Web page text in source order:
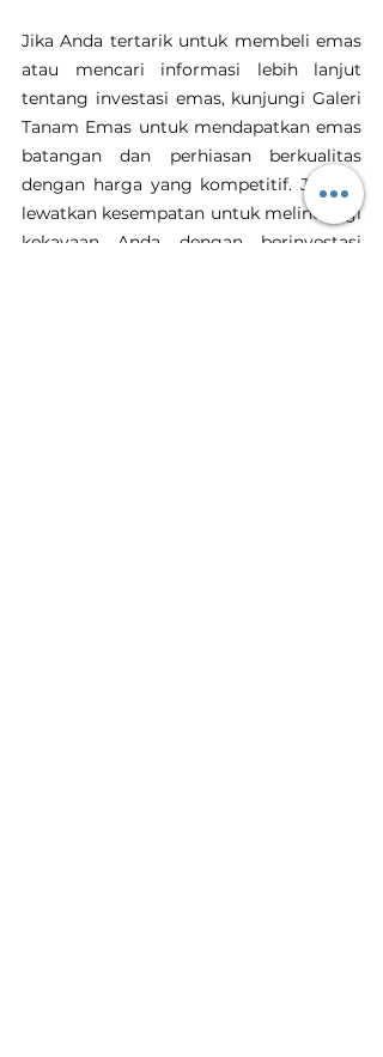
Jika Anda tertarik untuk membeli emas
atau mencari informasi lebih lanjut
tentang investasi emas, kunjungi Galeri
Tanam Emas untuk mendapatkan emas
batangan dan perhiasan berkualitas
dengan harga yang kompetitif. Jangan
lewatkan kesempatan untuk melindungi
kekayaan Anda dengan berinvestasi